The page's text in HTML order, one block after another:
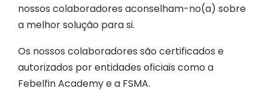
nossos colaboradores aconselham-no(a) sobre
a melhor solução para si.
Os nossos colaboradores são certificados e
autorizados por entidades oficiais como a
Febelfin Academy e a FSMA.